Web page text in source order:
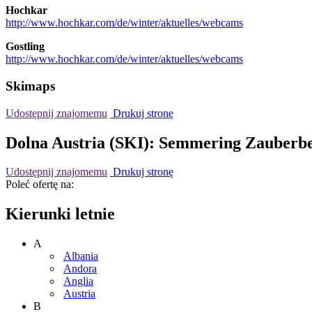
Hochkar
http://www.hochkar.com/de/winter/aktuelles/webcams
Gostling
http://www.hochkar.com/de/winter/aktuelles/webcams
Skimaps
Udostępnij znajomemu Drukuj stronę
Dolna Austria (SKI): Semmering
Udostępnij znajomemu Drukuj stronę
Poleć ofertę na:
Kierunki letnie
A
Albania
Andora
Anglia
Austria
B